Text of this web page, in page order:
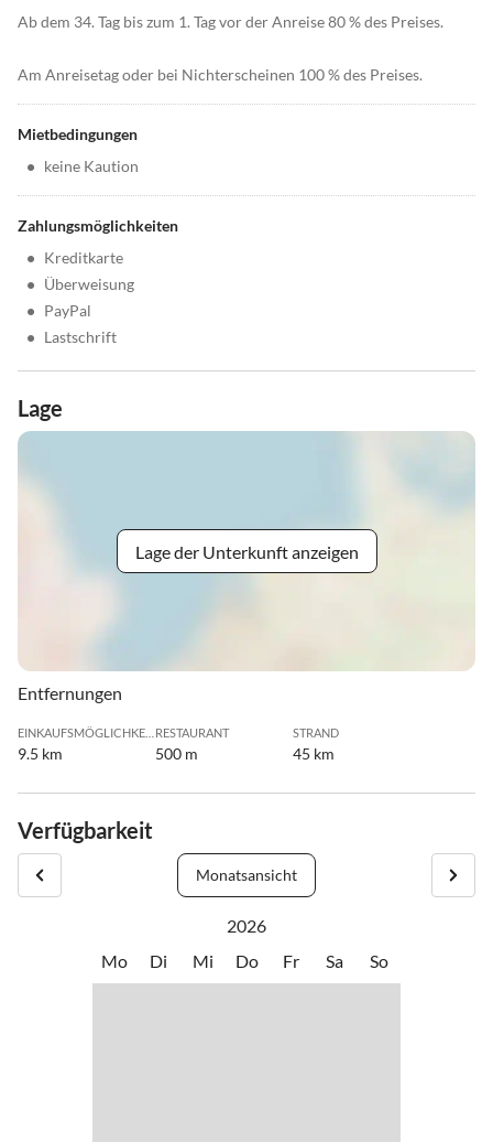
Ab dem 34. Tag bis zum 1. Tag vor der Anreise 80 % des Preises.
Am Anreisetag oder bei Nichterscheinen 100 % des Preises.
Mietbedingungen
• keine Kaution
Zahlungsmöglichkeiten
• Kreditkarte
• Überweisung
• PayPal
• Lastschrift
Lage
Lage der Unterkunft anzeigen
Entfernungen
9.5 km
RESTAURANT
500 m
STRAND
45 km
Verfügbarkeit
Monatsansicht
2026
Mo
Di Mi Do Fr Sa So